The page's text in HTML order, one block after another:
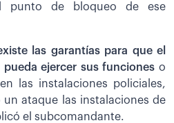
punto de bloqueo de ese
las garantías para que el
ejercer sus funciones o
las instalaciones policiales,
ataque las instalaciones de
el subcomandante.